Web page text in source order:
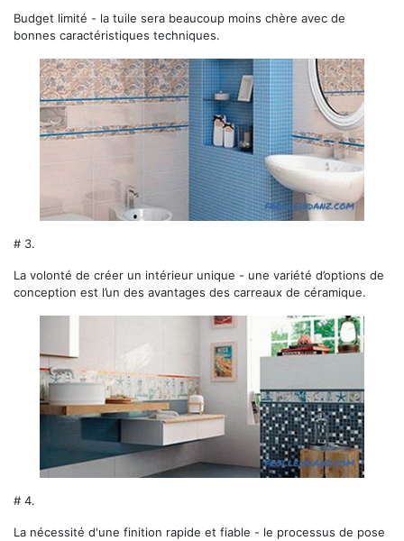
Budget limité - la tuile sera beaucoup moins chère avec de
bonnes caractéristiques techniques.
# 3.
La volonté de créer un intérieur unique - une variété d’options de
conception est l’un des avantages des carreaux de céramique.
# 4.
La nécessité d'une finition rapide et fiable - le processus de pose